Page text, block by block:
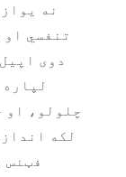
نه
تنفسي او
دوی
چلولو، او
لکه
فټنس